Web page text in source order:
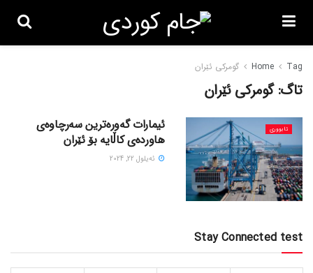
Home Tag گومرکی ئێران
تاگ:گومرکی ئێران
ئابووری
ئیمارات گەورەترین سەرچاوەی
هاوردەی کاڵایە بۆ ئێران
ئه‌یلول 22, 2024
Stay Connected test